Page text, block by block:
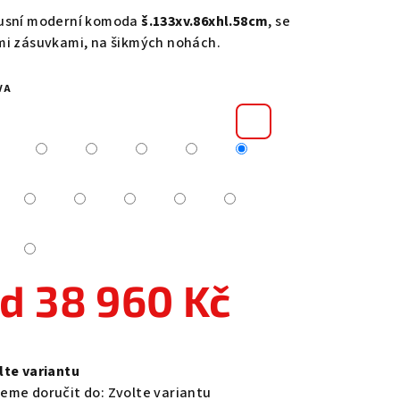
moderní komoda š.133xv.86xhl.58cm, se
zásuvkami, na šikmých nohách.
38 960 Kč
variantu
doručit do: Zvolte variantu